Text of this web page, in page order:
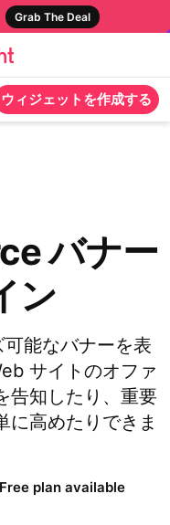
Grab The Deal
ウィジェットを作成する
バナー
ン
能なバナーを表
サイトのオファ
告知したり、重要
に高めたりできま
Free plan available